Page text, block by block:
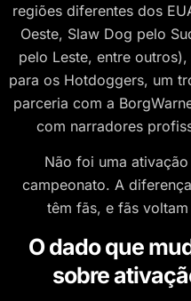
regiões diferentes dos
Oeste, Slaw Dog pelo
pelo Leste, entre
para os Hotdoggers, um
parceria com a
com narradores
Não foi uma
campeonato. A
têm fãs, e fãs
O dado que
sobre